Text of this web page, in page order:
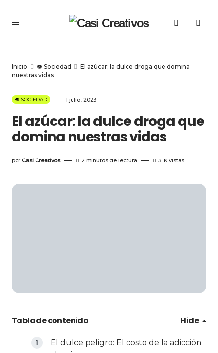
Inicio 👁️ Sociedad
El azúcar: la dulce droga que domina
nuestras vidas
👁️ SOCIEDAD 1 julio, 2023
El azúcar: la dulce droga que
domina nuestras vidas
por Casi Creativos 2 minutos de lectura 3.1Kvistas
Tabla de contenido Hide
El dulce peligro: El costo de la adicción